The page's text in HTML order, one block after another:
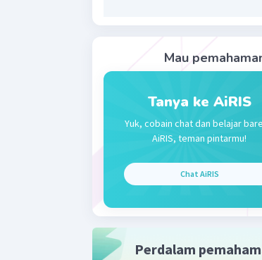
Mau
Tanya ke AiRIS
Yuk, cobain chat dan belajar
AiRIS, teman pintarmu!
Chat AiRIS
Perdalam